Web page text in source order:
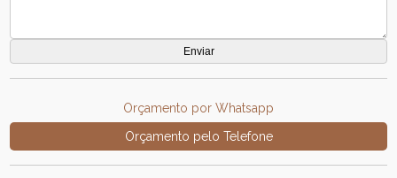
Orçamento por Whatsapp
Orçamento pelo Telefone